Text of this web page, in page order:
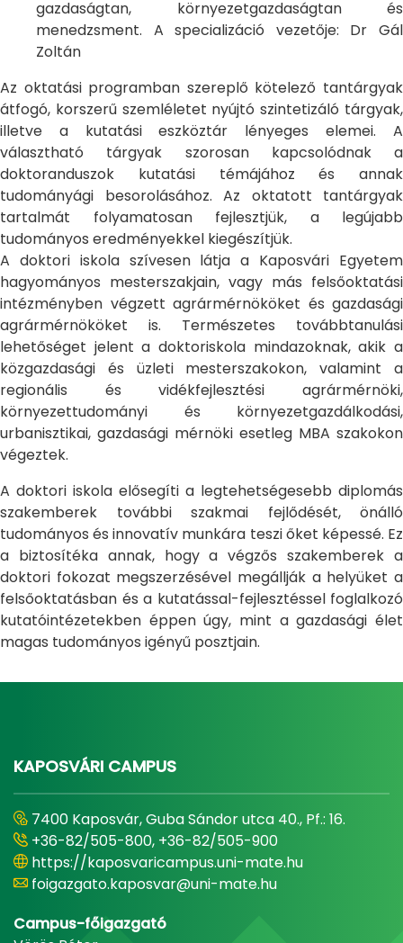
gazdaságtan, környezetgazdaságtan és
menedzsment. A specializáció vezetője: Dr Gál
Zoltán
Az oktatási programban szereplő kötelező tantárgyak
átfogó, korszerű szemléletet nyújtó szintetizáló tárgyak,
illetve a kutatási eszköztár lényeges elemei. A
választható tárgyak szorosan kapcsolódnak a
doktoranduszok kutatási témájához és annak
tudományági besorolásához. Az oktatott tantárgyak
tartalmát folyamatosan fejlesztjük, a legújabb
tudományos eredményekkel kiegészítjük.
A doktori iskola szívesen látja a Kaposvári Egyetem
hagyományos mesterszakjain, vagy más felsőoktatási
intézményben végzett agrármérnököket és gazdasági
agrármérnököket is. Természetes továbbtanulási
lehetőséget jelent a doktoriskola mindazoknak, akik a
közgazdasági és üzleti mesterszakokon, valamint a
regionális és vidékfejlesztési agrármérnöki,
környezettudományi és környezetgazdálkodási,
urbanisztikai, gazdasági mérnöki esetleg MBA szakokon
végeztek.
A doktori iskola elősegíti a legtehetségesebb diplomás
szakemberek további szakmai fejlődését, önálló
tudományos és innovatív munkára teszi őket képessé. Ez
a biztosítéka annak, hogy a végzős szakemberek a
doktori fokozat megszerzésével megállják a helyüket a
felsőoktatásban és a kutatással-fejlesztéssel foglalkozó
kutatóintézetekben éppen úgy, mint a gazdasági élet
magas tudományos igényű posztjain.
KAPOSVÁRI CAMPUS
7400 Kaposvár, Guba Sándor utca 40., Pf.: 16.
+36-82/505-800, +36-82/505-900
https://kaposvaricampus.uni-mate.hu
foigazgato.kaposvar@uni-mate.hu
Campus-főigazgató